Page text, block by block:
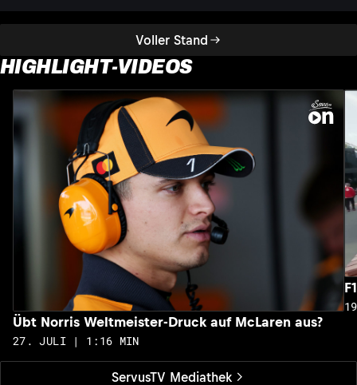
Voller Stand
HIGHLIGHT-VIDEOS
ServusTV Mediathek
Übt Norris Weltmeister-Druck auf McLaren aus?
27. JULI | 1:16 MIN